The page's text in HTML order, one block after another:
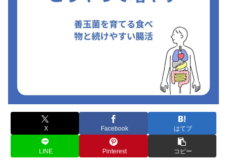
X Facebook はてブ
LINE Pinterest コピー